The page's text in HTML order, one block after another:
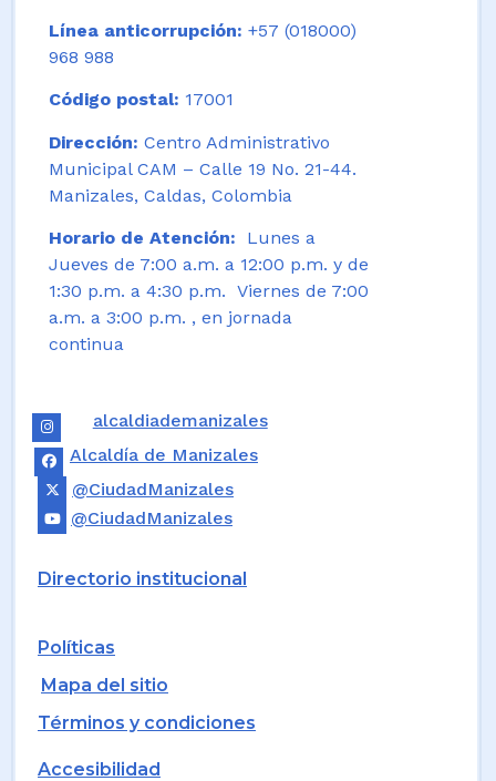
Línea anticorrupción: +57 (018000)
968 988
Código postal: 17001
Dirección: Centro Administrativo
Municipal CAM – Calle 19 No. 21-44.
Manizales, Caldas, Colombia
Horario de Atención: Lunes a
Jueves de 7:00 a.m. a 12:00 p.m. y de
1:30 p.m. a 4:30 p.m. Viernes de 7:00
a.m. a 3:00 p.m. , en jornada
continua
alcaldiademanizales
Alcaldía de Manizales
@CiudadManizales
@CiudadManizales
Directorio institucional
Políticas
Mapa del sitio
Términos y condiciones
Accesibilidad